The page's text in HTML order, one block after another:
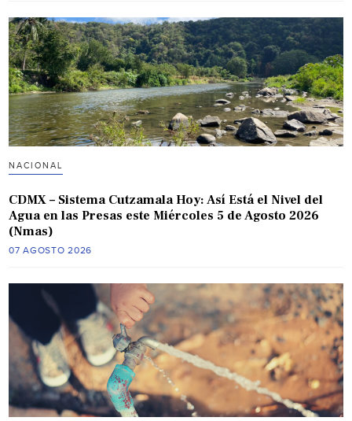
NACIONAL
CDMX – Sistema Cutzamala Hoy: Así Está el Nivel del
Agua en las Presas este Miércoles 5 de Agosto 2026
(Nmas)
07 AGOSTO 2026